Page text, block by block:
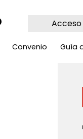
Acceso
Convenio Guía